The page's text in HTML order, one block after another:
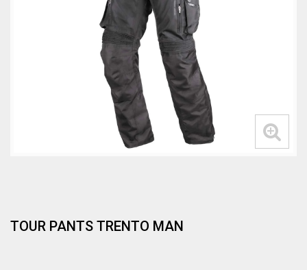
TOUR PANTS TRENTO MAN